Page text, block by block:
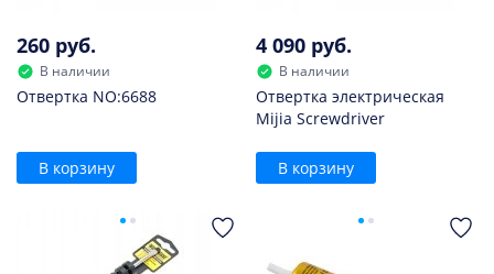
260 руб.
В наличии
Отвертка NO:6688
В корзину
4 090 руб.
В наличии
Отвертка электрическая
Mijia Screwdriver
В корзину